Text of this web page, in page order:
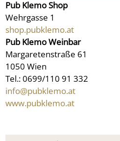
Pub Klemo Shop
Wehrgasse 1
shop.pubklemo.at
Pub Klemo Weinbar
Margaretenstraße 61
1050 Wien
Tel.: 0699/110 91 332
info@pubklemo.at
www.pubklemo.at